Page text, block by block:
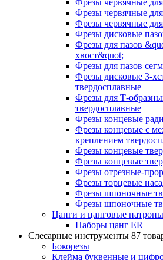
Фрезы червячные
Фрезы червячные для
Фрезы червячные
Фрезы дисковые
Фрезы для пазов
хвост&quot;
Фрезы для пазов
Фрезы дисковые 3-
твердосплавные
Фрезы для Т-
твердосплавные
Фрезы концевые
Фрезы концевые с
креплением
Фрезы концевые
Фрезы концевые
Фрезы отрезные-
Фрезы торцевые
Фрезы шпоночные
Фрезы шпоночные
Цанги и цанговые патроны
Наборы цанг ER
Слесарные инструменты 87
Бокорезы
Клейма буквенные и